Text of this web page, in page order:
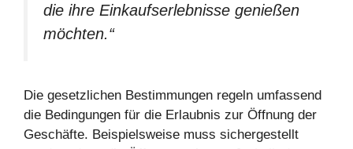
die ihre Einkaufserlebnisse genießen
möchten.“
Die gesetzlichen Bestimmungen regeln umfassend
die Bedingungen für die Erlaubnis zur Öffnung der
Geschäfte. Beispielsweise muss sichergestellt